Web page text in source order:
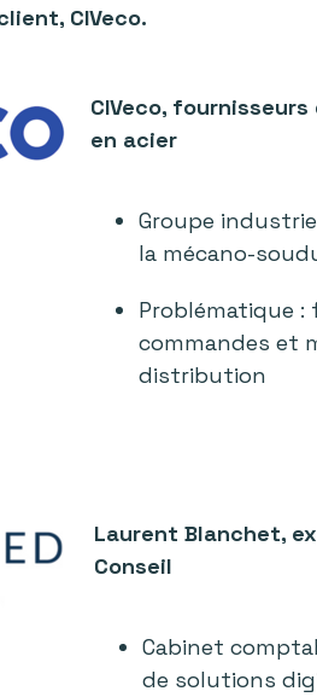
CIVeco.
CIVeco,
en acier
Groupe
la mécano-
Problématique
commandes et
distribution
Laurent Blanchet,
Conseil
Cabinet
de solutions